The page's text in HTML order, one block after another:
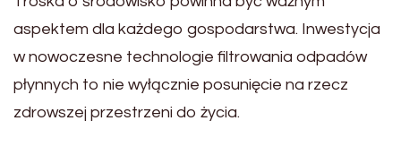
aspektem dla każdego gospodarstwa. Inwestycja
w nowoczesne technologie filtrowania odpadów
płynnych to nie wyłącznie posunięcie na rzecz
zdrowszej przestrzeni do życia.